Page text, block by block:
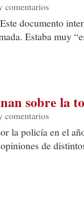
comentarios
documento
Estaba muy
sobre la
comentarios
la policía en el
de